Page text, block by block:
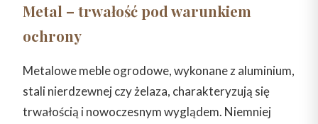
Metal – trwałość pod warunkiem
ochrony
Metalowe meble ogrodowe, wykonane z aluminium,
stali nierdzewnej czy żelaza, charakteryzują się
trwałością i nowoczesnym wyglądem. Niemniej